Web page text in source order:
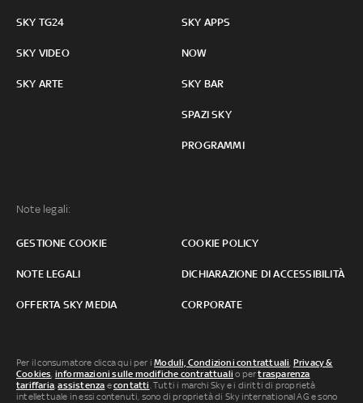
SKY TG24
SKY VIDEO
SKY ARTE
SKY APPS
NOW
SKY BAR
SPAZI SKY
PROGRAMMI
Note legali:
GESTIONE COOKIE COOKIE POLICY
NOTE LEGALI DICHIARAZIONE DI ACCESSIBILITÀ
OFFERTA SKY MEDIA CORPORATE
Per il consumatore clicca qui per iModuli, Condizioni contrattuali Privacy &
Cookies informazioni sulle modifiche contrattuali o pertrasparenza
tariffaria ,assistenza econtatti . Tutti i marchi Sky e i diritti di proprietà
intellettuale in essi contenuti, sono di proprietà di Sky international AG e sono